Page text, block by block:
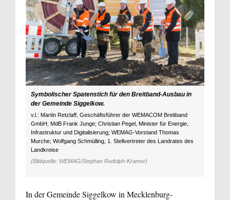
Symbolischer Spatenstich für den Breitband-Ausbau in
der Gemeinde Siggelkow.
v.l.: Martin Retzlaff, Geschäftsführer der WEMACOM Breitband
GmbH; MdB Frank Junge; Christian Pegel, Minister für Energie,
Infrastruktur und Digitalisierung; WEMAG-Vorstand Thomas
Murche; Wolfgang Schmülling, 1. Stellvertreter des Landrates des
Landkreise
(Bildquelle: WEMAG/Stephan Rudolph-Kramer)
In der Gemeinde Siggelkow in Mecklenburg-